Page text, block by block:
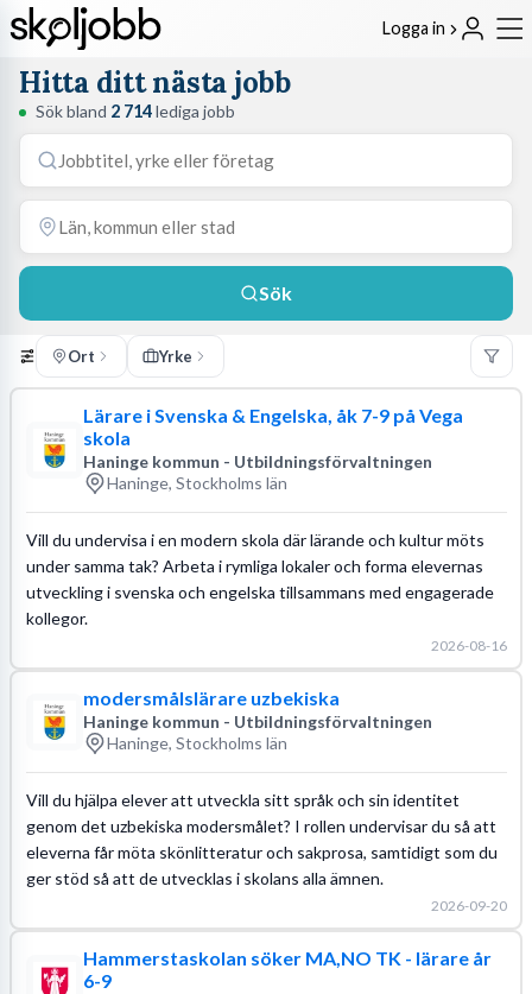
Logga in
Hitta ditt nästa jobb
Sök bland 2 714lediga jobb
Sök
Ort Yrke
Lärare i Svenska & Engelska, åk 7-9 på Vega
skola
Haninge kommun - Utbildningsförvaltningen
Haninge, Stockholms län
Vill du undervisa i en modern skola där lärande och kultur möts
under samma tak? Arbeta i rymliga lokaler och forma elevernas
utveckling i svenska och engelska tillsammans med engagerade
kollegor.
2026-08-16
modersmålslärare uzbekiska
Haninge kommun - Utbildningsförvaltningen
Haninge, Stockholms län
Vill du hjälpa elever att utveckla sitt språk och sin identitet
genom det uzbekiska modersmålet? I rollen undervisar du så att
eleverna får möta skönlitteratur och sakprosa, samtidigt som du
ger stöd så att de utvecklas i skolans alla ämnen.
2026-09-20
Hammerstaskolan söker MA,NO TK - lärare år
6-9